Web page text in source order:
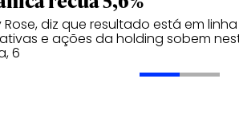
Rose, diz que resultado está em
e ações da holding sobem
6